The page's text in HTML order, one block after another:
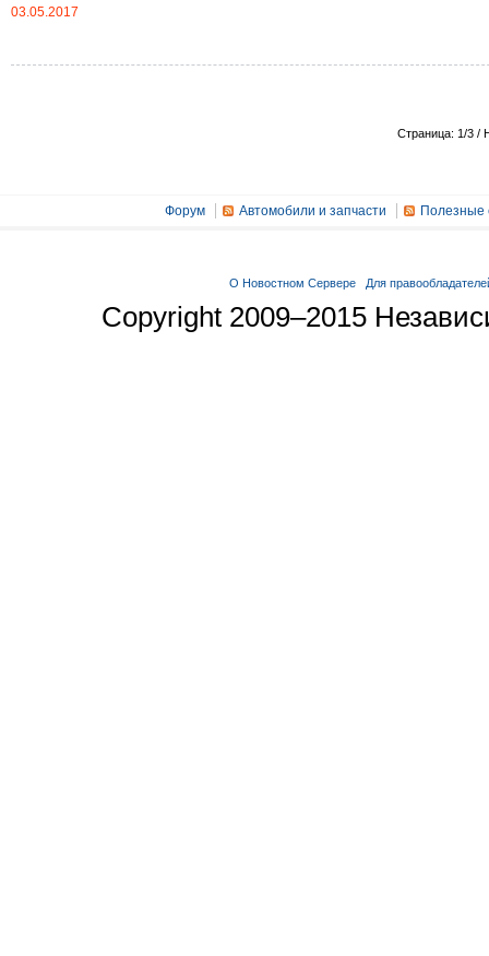
03.05.2017
Страница: 1/3 /
Форум Автомобили и запчасти Полезные
О Новостном Сервере Для
Copyright 2009–2015